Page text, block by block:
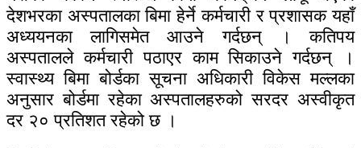
देशभरका अस्पतालका बिमा हेर्ने कर्मचारी र प्रशासक यहाँ
अध्ययनका लागिसमेत आउने गर्दछन् । कतिपय
अस्पतालले कर्मचारी पठाएर काम सिकाउने गर्दछन् ।
स्वास्थ्य बिमा बोर्डका सूचना अधिकारी विकेस मल्लका
अनुसार बोर्डमा रहेका अस्पतालहरुको सरदर अस्वीकृत
दर २० प्रतिशत रहेको छ ।